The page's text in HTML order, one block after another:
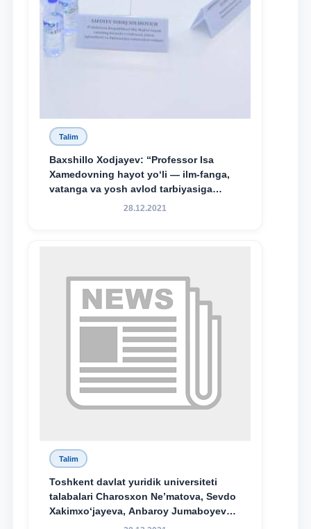
Talim
Baxshillo Xodjayev: “Professor Isa
Xamedovning hayot yo‘li — ilm-fanga,
vatanga va yosh avlod tarbiyasiga
sodiqlikning oliy namunasidir”.
28.12.2021
Talim
Toshkent davlat yuridik universiteti
talabalari Charosxon Ne’matova, Sevdo
Xakimxo‘jayeva, Anbaroy Jumaboyeva
hamda TDYU qoshidagi M.S.Vosiqova